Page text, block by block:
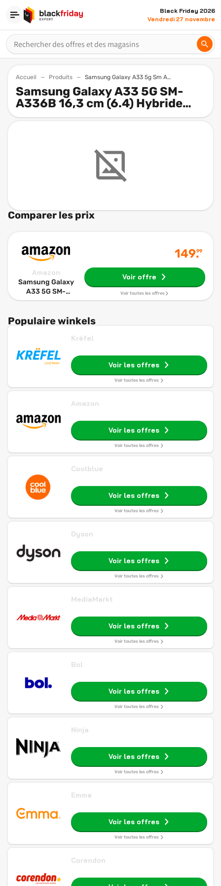
Black Friday 2026
Vendredi 27 novembre
Accueil Produits Samsung Galaxy A33 5g Sm A336b 163 Cm 6 4 Hybride Dual Sim Android 12 Usb Type C 6 Go 128 Go 5000 Mah
Samsung Galaxy A33 5G SM-
A336B 16,3 cm (6.4) Hybride
Dual SIM Android 12 USB Type-C
Comparer les prix
Amazon
Samsung Galaxy
A33 5G SM-
A336B 16,3 cm
Double SIM
Type-C 6 Go 128
Go Noir 5000
mAh
149.
99
Voir offre
Voir toutes les offres
Populaire winkels
Krëfel
Voir les offres
Voir toutes les offres
Amazon
Voir les offres
Voir toutes les offres
Coolblue
Voir les offres
Voir toutes les offres
Dyson
Voir les offres
Voir toutes les offres
MediaMarkt
Voir les offres
Voir toutes les offres
Bol
Voir les offres
Voir toutes les offres
Ninja
Voir les offres
Voir toutes les offres
Emma
Voir les offres
Voir toutes les offres
Corendon